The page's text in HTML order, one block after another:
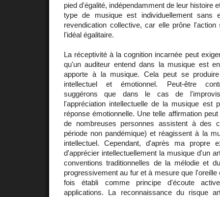
pied d'égalité, indépendamment de leur histoire
type de musique est individuellement sans
revendication collective, car elle prône
l'idéal égalitaire.
La réceptivité à la cognition incarnée peut
qu'un auditeur entend dans la musique est
apporte à la musique. Cela peut se
intellectuel et émotionnel. Peut-être
suggérons que dans le cas de
l'appréciation intellectuelle de la musique est
réponse émotionnelle. Une telle affirmation
de nombreuses personnes assistent à des
période non pandémique) et réagissent à la
intellectuel. Cependant, d'après ma propre
d'apprécier intellectuellement la musique d'un
conventions traditionnelles de la mélodie et
progressivement au fur et à mesure que
fois établi comme principe d'écoute
applications. La reconnaissance du risque